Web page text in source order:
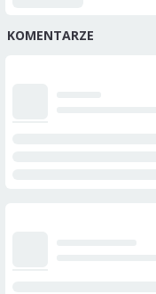
KOMENTARZE